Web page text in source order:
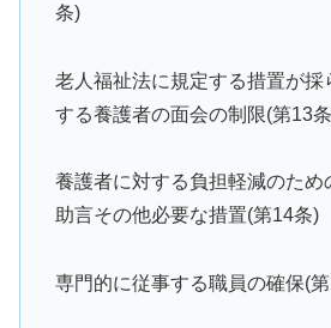
条)
老人福祉法に規定する措置が採
する養護者の面会の制限(第13
養護者に対する負担軽減のため
助言その他必要な措置(第14条)
専門的に従事する職員の確保(